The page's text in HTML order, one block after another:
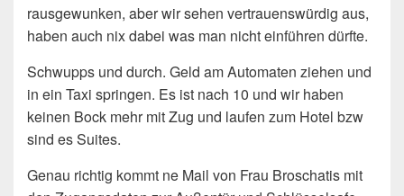
rausgewunken, aber wir sehen vertrauenswürdig aus,
haben auch nix dabei was man nicht einführen dürfte.
Schwupps und durch. Geld am Automaten ziehen und
in ein Taxi springen. Es ist nach 10 und wir haben
keinen Bock mehr mit Zug und laufen zum Hotel bzw
sind es Suites.
Genau richtig kommt ne Mail von Frau Broschatis mit